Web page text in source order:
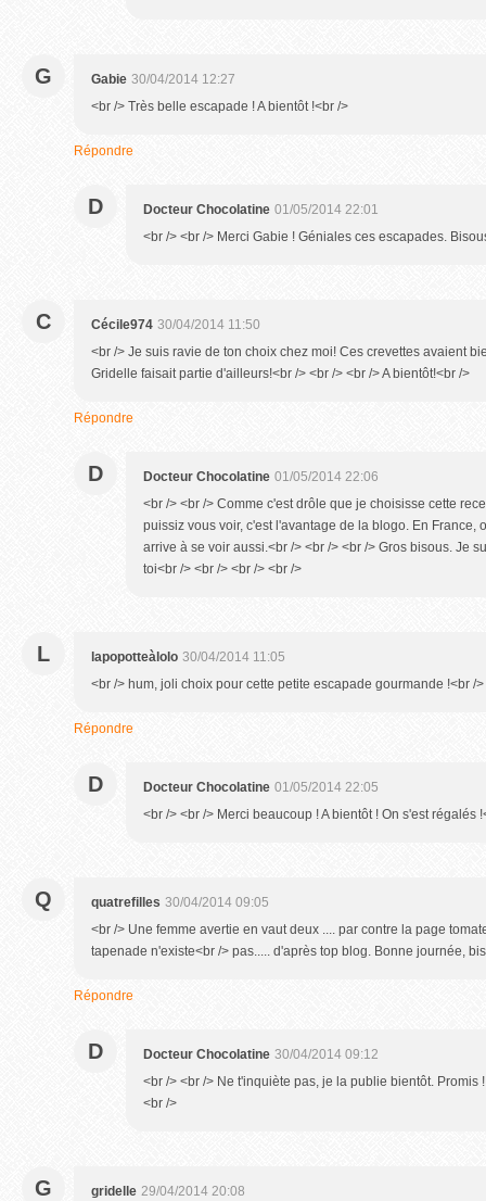
G Gabie 30/04/2014 12:27
<br /> Très belle escapade ! A bientôt !<br />
Répondre
D Docteur Chocolatine 01/05/2014 22:01
<br /> <br /> Merci Gabie ! Géniales ces escapades.
C Cécile974 30/04/2014 11:50
<br /> Je suis ravie de ton choix chez moi! Ces crevettes avaient
Gridelle faisait partie d'ailleurs!<br /> <br /> <br /> A bientôt!<br />
Répondre
D Docteur Chocolatine 01/05/2014 22:06
<br /> <br /> Comme c'est drôle que je choisisse cette
puissiz vous voir, c'est l'avantage de la blogo. En France,
arrive à se voir aussi.<br /> <br /> <br /> Gros bisous. Je
toi<br /> <br /> <br /> <br />
L lapopotteàlolo 30/04/2014 11:05
<br /> hum, joli choix pour cette petite escapade gourmande !<br />
Répondre
D Docteur Chocolatine 01/05/2014 22:05
<br /> <br /> Merci beaucoup ! A bientôt ! On s'est régalés
Q quatrefilles 30/04/2014 09:05
<br /> Une femme avertie en vaut deux .... par contre la page
tapenade n'existe<br /> pas..... d'après top blog. Bonne journée,
Répondre
D Docteur Chocolatine 30/04/2014 09:12
<br /> <br /> Ne t'inquiète pas, je la publie bientôt. Promis
<br />
G gridelle 29/04/2014 20:08